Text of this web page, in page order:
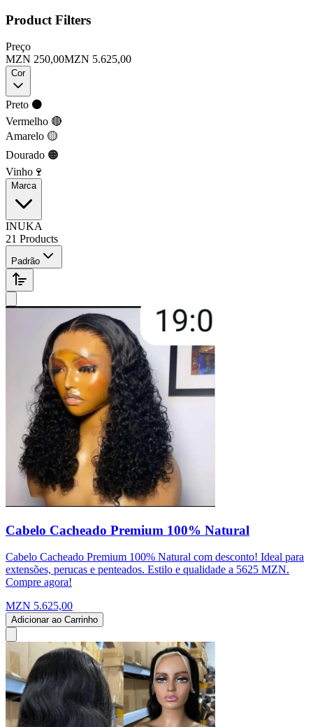
Product Filters
Preço
MZN 250,00MZN 5.625,00
Cor
Preto ⚫
Vermelho 🔴
Amarelo 🟡
Dourado 🟠
Vinho🍷
Marca
INUKA
21 Products
Padrão
Cabelo Cacheado Premium 100% Natural
Cabelo Cacheado Premium 100% Natural com desconto! Ideal para
extensões, perucas e penteados. Estilo e qualidade a 5625 MZN.
Compre agora!
MZN 5.625,00
Adicionar ao Carrinho